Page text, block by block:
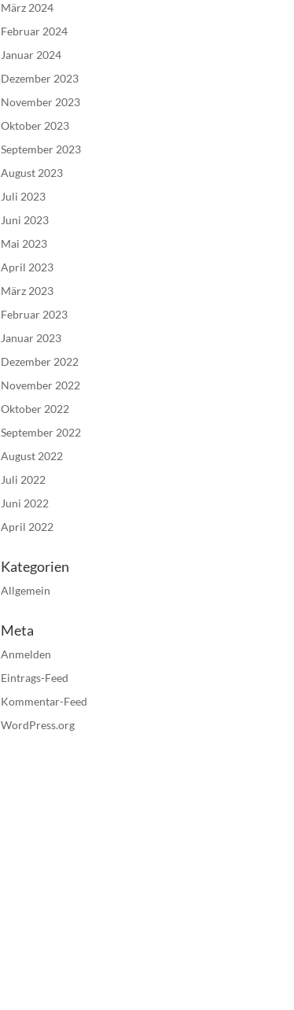
März 2024
Februar 2024
Januar 2024
Dezember 2023
November 2023
Oktober 2023
September 2023
August 2023
Juli 2023
Juni 2023
Mai 2023
April 2023
März 2023
Februar 2023
Januar 2023
Dezember 2022
November 2022
Oktober 2022
September 2022
August 2022
Juli 2022
Juni 2022
April 2022
Kategorien
Allgemein
Meta
Anmelden
Eintrags-Feed
Kommentar-Feed
WordPress.org